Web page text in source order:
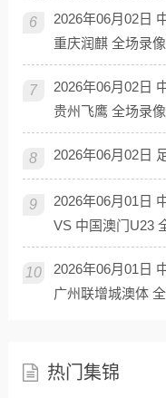
6
2026年06月02日
重庆润麒 全场录像
7
2026年06月02日
贵州飞鹰 全场录像
8 2026年06月02日
9
2026年06月01日
VS 中国澳门U23
10
2026年06月01日
广州联增城澳体
热门集锦